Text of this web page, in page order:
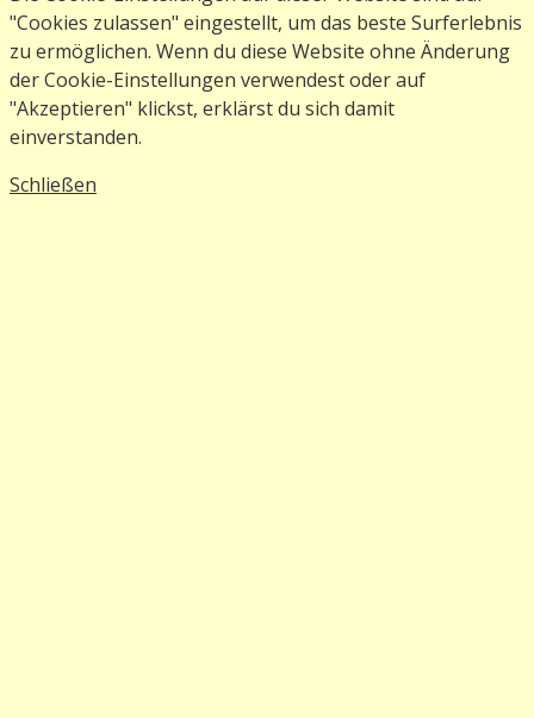
"Cookies zulassen" eingestellt, um das beste Surferlebnis
zu ermöglichen. Wenn du diese Website ohne Änderung
der Cookie-Einstellungen verwendest oder auf
"Akzeptieren" klickst, erklärst du sich damit
einverstanden.
Schließen